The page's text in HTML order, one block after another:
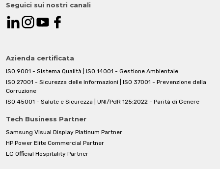
Azienda certificata
ISO 9001 - Sistema Qualità | ISO 14001 - Gestione Ambientale
ISO 27001 - Sicurezza delle Informazioni | ISO 37001 - Prevenzione della
Corruzione
ISO 45001 - Salute e Sicurezza | UNI/PdR 125:2022 - Parità di Genere
Tech Business Partner
Samsung Visual Display Platinum Partner
HP Power Elite Commercial Partner
LG Official Hospitality Partner
Seguici sui nostri canali